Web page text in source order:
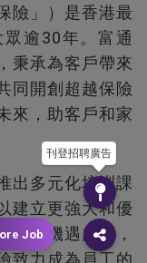
險」）是香港最
逾30年。富通
秉承為客戶帶來
同開創超越保險
來，助客戶和家
出多元化培訓課
建立更強大和優
市場機遇處處，
致力成為員工的
刊登招聘廣告
Job